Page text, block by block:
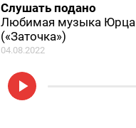
Слушать подано
Любимая музыка Юрца
(«Заточка»)
04.08.2022